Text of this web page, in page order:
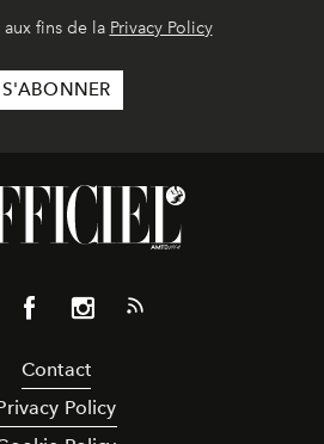
fins de la Privacy Policy
Contact
Policy